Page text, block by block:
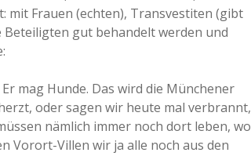
mit Frauen (echten), Transvestiten (gibt
Beteiligten gut behandelt werden und
mag Hunde. Das wird die Münchener
oder sagen wir heute mal verbrannt,
nämlich immer noch dort leben, wo
Vorort-Villen wir ja alle noch aus den